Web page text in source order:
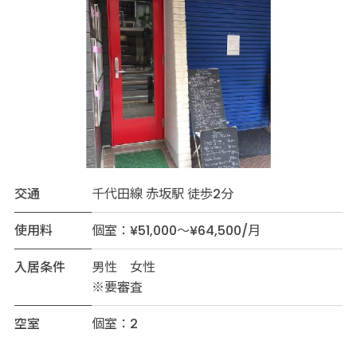
交通
千代田線 赤坂駅 徒歩2分
使用料
個室：¥51,000～¥64,500/月
入居条件
男性 女性
※要審査
空室
個室：2